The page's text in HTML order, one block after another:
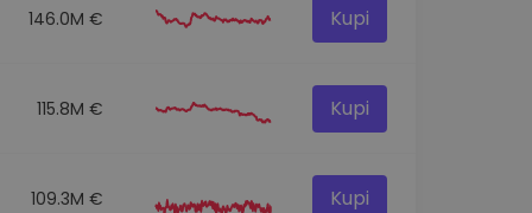
146.0M € Kupi
115.8M € Kupi
109.3M € Kupi